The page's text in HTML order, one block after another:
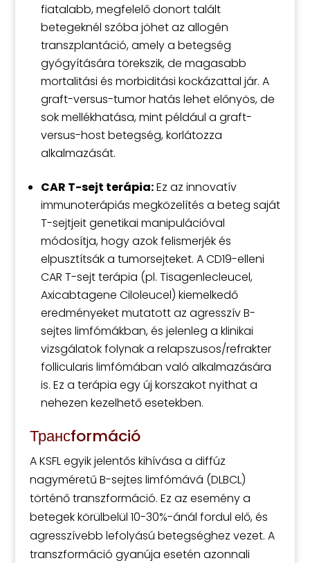
fiatalabb, megfelelő donort talált
betegeknél szóba jöhet az allogén
transzplantáció, amely a betegség
gyógyítására törekszik, de magasabb
mortalitási és morbiditási kockázattal jár. A
graft-versus-tumor hatás lehet előnyös, de
sok mellékhatása, mint például a graft-
versus-host betegség, korlátozza
alkalmazását.
CAR T-sejt terápia:Ez az innovatív
immunoterápiás megközelítés a beteg saját
T-sejtjeit genetikai manipulációval
módosítja, hogy azok felismerjék és
elpusztítsák a tumorsejteket. A CD19-elleni
CAR T-sejt terápia (pl. Tisagenlecleucel,
Axicabtagene Ciloleucel) kiemelkedő
eredményeket mutatott az agresszív B-
sejtes limfómákban, és jelenleg a klinikai
vizsgálatok folynak a relapszusos/refrakter
follicularis limfómában való alkalmazására
is. Ez a terápia egy új korszakot nyithat a
nehezen kezelhető esetekben.
Трансformáció
A KSFL egyik jelentős kihívása a diffúz
nagyméretű B-sejtes limfómává (DLBCL)
történő transzformáció. Ez az esemény a
betegek körülbelül 10-30%-ánál fordul elő, és
agresszívebb lefolyású betegséghez vezet. A
transzformáció gyanúja esetén azonnali